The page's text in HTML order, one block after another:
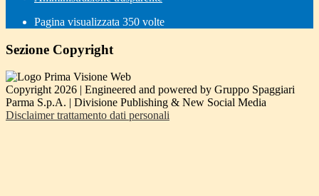
Pagina visualizzata 350 volte
Sezione Copyright
Copyright 2026 | Engineered and powered by Gruppo Spaggiari
Parma S.p.A. | Divisione Publishing & New Social Media
Disclaimer trattamento dati personali